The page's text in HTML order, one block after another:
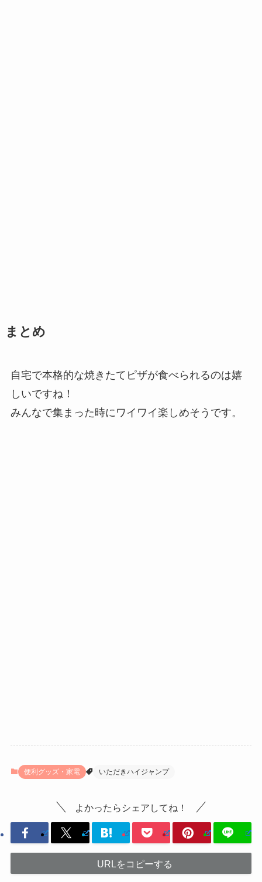
まとめ
自宅で本格的な焼きたてピザが食べられるのは嬉
しいですね！
みんなで集まった時にワイワイ楽しめそうです。
便利グッズ・家電 いただきハイジャンプ
よかったらシェアしてね！
URLをコピーする